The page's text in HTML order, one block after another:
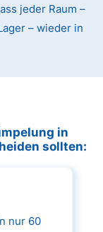
jeder Raum –
– wieder in
in
sollten:
nur 60